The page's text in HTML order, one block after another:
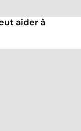
aider à